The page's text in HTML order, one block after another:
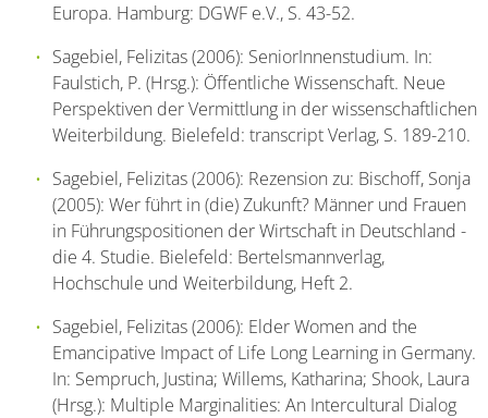
Europa. Hamburg: DGWF e.V., S. 43-52.
Sagebiel, Felizitas (2006): SeniorInnenstudium. In:
Faulstich, P. (Hrsg.): Öffentliche Wissenschaft. Neue
Perspektiven der Vermittlung in der wissenschaftlichen
Weiterbildung. Bielefeld: transcript Verlag, S. 189-210.
Sagebiel, Felizitas (2006): Rezension zu: Bischoff, Sonja
(2005): Wer führt in (die) Zukunft? Männer und Frauen
in Führungspositionen der Wirtschaft in Deutschland -
die 4. Studie. Bielefeld: Bertelsmannverlag,
Hochschule und Weiterbildung, Heft 2.
Sagebiel, Felizitas (2006): Elder Women and the
Emancipative Impact of Life Long Learning in Germany.
In: Sempruch, Justina; Willems, Katharina; Shook, Laura
(Hrsg.): Multiple Marginalities: An Intercultural Dialog